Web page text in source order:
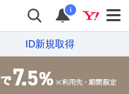
i
ID新規取得